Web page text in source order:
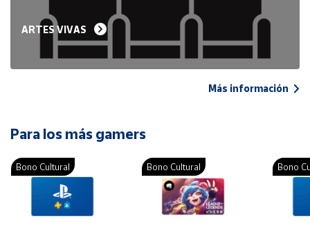
ARTES VIVAS
Más información
Para los más gamers
Bono Cultural Bono Cultural Bono